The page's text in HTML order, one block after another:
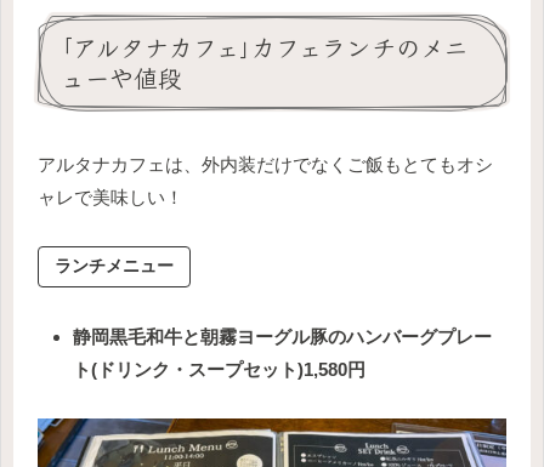
｢アルタナカフェ｣カフェランチのメニ
ューや値段
アルタナカフェは、外内装だけでなくご飯もとてもオシ
ャレで美味しい！
ランチメニュー
静岡黒毛和牛と朝霧ヨーグル豚のハンバーグプレー
ト(ドリンク・スープセット)1,580円